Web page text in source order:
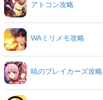
アトコン攻略
WAミリメモ攻略
暁のブレイカーズ攻略